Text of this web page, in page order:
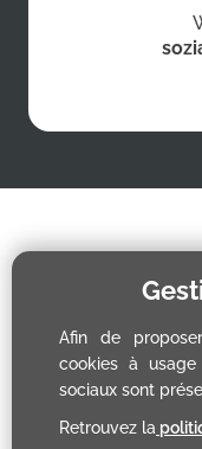
Afin de
cookies à
sociaux sont
Retrouvez la